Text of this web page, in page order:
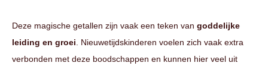
Deze magische getallen zijn vaak een teken van goddelijke
leiding en groei . Nieuwetijdskinderen voelen zich vaak extra
verbonden met deze boodschappen en kunnen hier veel uit